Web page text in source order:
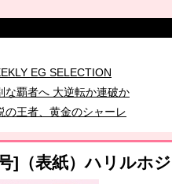
EG SELECTION
な覇者へ 大逆転か連破か
の王者、黄金のシャーレ
一への夢は終わらない
。日本出陣
大のW杯開幕 注目は「個」
]（表紙）ハリルホ